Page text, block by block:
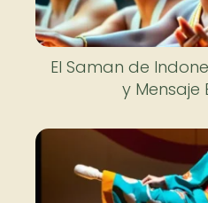
El Saman de
y Mensaje